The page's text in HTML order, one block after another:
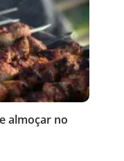
almoçar no